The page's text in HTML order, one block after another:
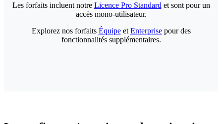
Les forfaits incluent notre Licence Pro Standard et sont pour un
accès mono-utilisateur.
Explorez nos forfaits Équipeet Enterprisepour des
fonctionnalités supplémentaires.